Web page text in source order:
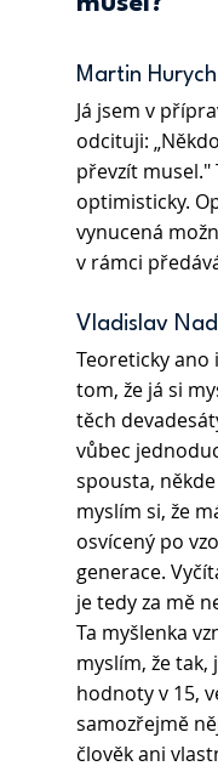
Martin Hurych
Já jsem v
odcituji:
převzít musel."
optimisticky.
vynucená
v rámci
Vladislav
Teoreticky ano
tom, že já si
těch
vůbec
spousta,
myslím si, že
osvícený po
generace.
je tedy za mě
Ta myšlenka
myslím, že tak,
hodnoty v 15,
samozřejmě
člověk ani